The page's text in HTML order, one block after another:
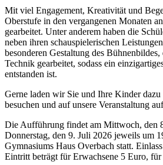
Mit viel Engagement, Kreativität und
Oberstufe in den vergangenen Monaten
gearbeitet. Unter anderem haben die
neben ihren schauspielerischen
besonderen Gestaltung des
Technik gearbeitet, sodass ein
entstanden ist.
Gerne laden wir Sie und Ihre Kinder
besuchen und auf unsere Veranstaltung
Die Aufführung findet am Mittwoch, den
Donnerstag, den 9. Juli 2026 jeweils um
Gymnasiums Haus Overbach statt.
Eintritt beträgt für Erwachsene 5 Euro,